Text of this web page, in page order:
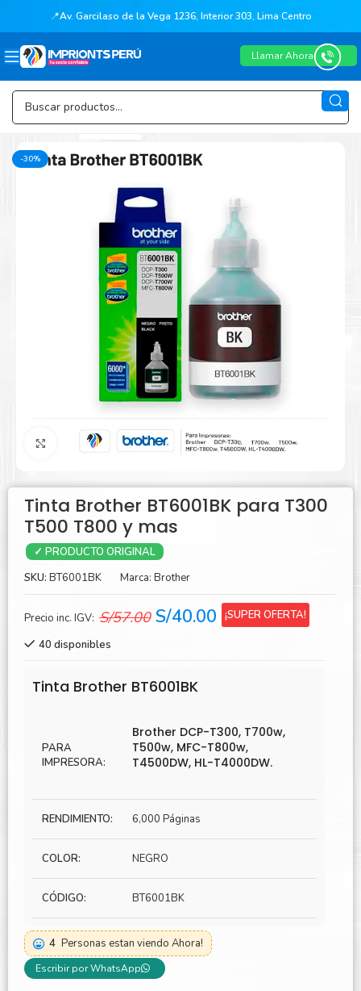
📍Av. Garcilaso de la Vega 1236, Interior 303, Lima Centro
Llamar Ahora
-30%
Agrandar
Tinta Brother BT6001BK para T300
T500 T800 y mas
✓ PRODUCTO ORIGINAL
SKU: BT6001BK Marca: Brother
Precio inc. IGV: S/57.00 El
era:
S/57.00.
S/40.00 El
¡SUPER OFERTA!
40 disponibles
Tinta Brother BT6001BK
PARA
IMPRESORA:
Brother DCP-T300, T700w,
T500w, MFC-T800w,
T4500DW, HL-T4000DW.
RENDIMIENTO: 6,000 Páginas
COLOR: NEGRO
CÓDIGO: BT6001BK
4 Personas estan viendo Ahora!
Escribir por WhatsApp